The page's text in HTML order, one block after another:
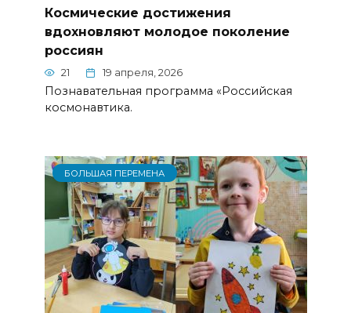
Космические достижения
вдохновляют молодое поколение
россиян
21 19 апреля, 2026
Познавательная программа «Российская
космонавтика.
БОЛЬШАЯ ПЕРЕМЕНА